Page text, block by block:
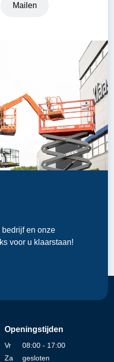
Mailen
bedrijf en onze
voor u klaarstaan!
Openingstijden
Vr
08:00 - 17:00
Za
gesloten